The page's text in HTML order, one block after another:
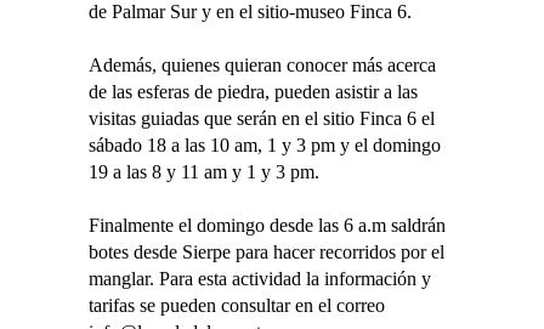
de Palmar Sur y en el sitio-museo Finca 6.
Además, quienes quieran conocer más acerca
de las esferas de piedra, pueden asistir a las
visitas guiadas que serán en el sitio Finca 6 el
sábado 18 a las 10 am, 1 y 3 pm y el domingo
19 a las 8 y 11 am y 1 y 3 pm.
Finalmente el domingo desde las 6 a.m saldrán
botes desde Sierpe para hacer recorridos por el
manglar. Para esta actividad la información y
tarifas se pueden consultar en el correo